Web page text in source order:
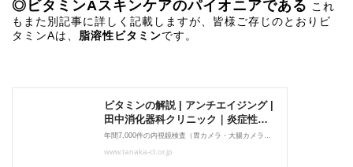
◎ビタミンAスキンケアのパイオニアである これ
もまた別記事に詳しく記載しますが、皆様ご存じのとおりビ
タミンAは、 脂溶性ビタミンです。